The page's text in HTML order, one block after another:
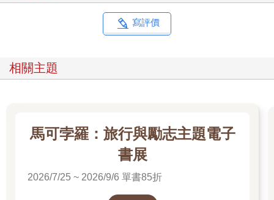
寫評價
相關主題
馬可孛羅：旅行與勵志主題電子
書展
2026/7/25 ~ 2026/9/6 單書85折